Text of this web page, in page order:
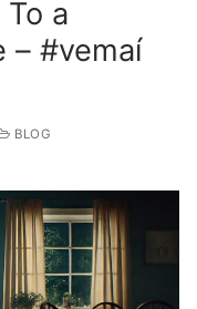
To a
– #vemaí
BLOG